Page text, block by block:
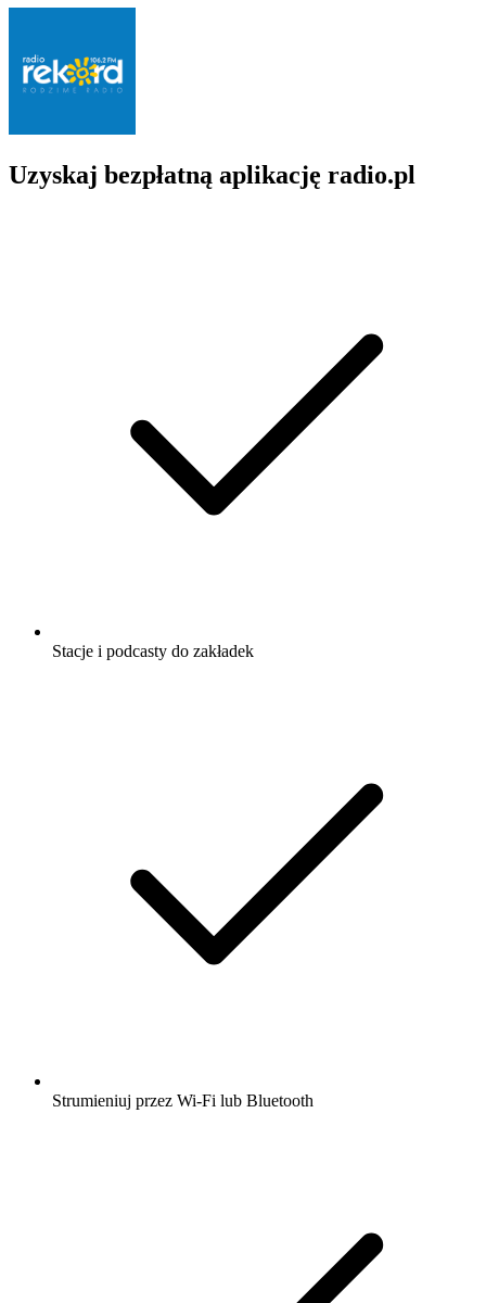
Uzyskaj bezpłatną aplikację radio.pl
Stacje i podcasty do zakładek
Strumieniuj przez Wi-Fi lub Bluetooth